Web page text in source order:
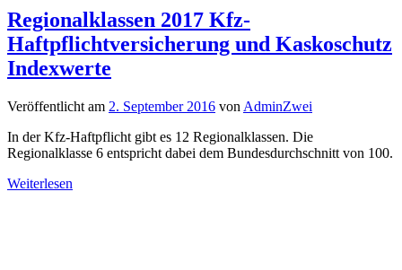
Regionalklassen 2017 Kfz-
Haftpflichtversicherung und Kaskoschutz
Indexwerte
Veröffentlicht am 2. September 2016 von AdminZwei
In der Kfz-Haftpflicht gibt es 12 Regionalklassen. Die
Regionalklasse 6 entspricht dabei dem Bundesdurchschnitt von 100.
Weiterlesen